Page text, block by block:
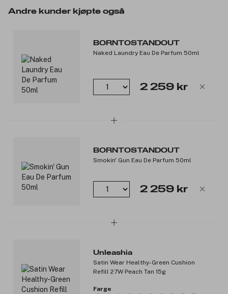
Duftnoter:
Bunnoter: malingsdamp, musk, ambra.
Produktnummer:
Andre kunder kjøpte også
BORNTOSTANDOUT
Naked Laundry Eau De Parfum 50ml
2 259 kr
BORNTOSTANDOUT
Smokin' Gun Eau De Parfum 50ml
2 259 kr
Unleashia
Satin Wear Healthy-Green Cushion
Refill 27W Peach Tan 15g
Farge